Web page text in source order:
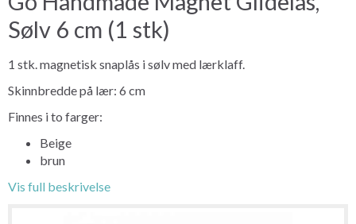
Sølv 6 cm (1 stk)
1 stk. magnetisk snaplås i sølv med lærklaff.
Skinnbredde på lær: 6 cm
Finnes i to farger:
Beige
brun
Vis full beskrivelse